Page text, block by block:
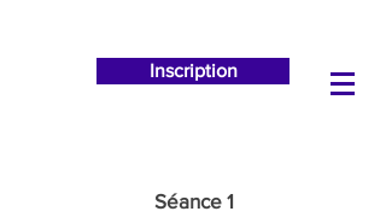
Inscription
Séance 1